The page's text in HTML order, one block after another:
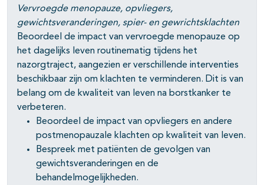
Vervroegde menopauze, opvliegers,
gewichtsveranderingen, spier- en gewrichtsklachten
Beoordeel de impact van vervroegde menopauze op
het dagelijks leven routinematig tijdens het
nazorgtraject, aangezien er verschillende interventies
beschikbaar zijn om klachten te verminderen. Dit is van
belang om de kwaliteit van leven na borstkanker te
verbeteren.
Beoordeel de impact van opvliegers en andere
postmenopauzale klachten op kwaliteit van leven.
Bespreek met patiënten de gevolgen van
gewichtsveranderingen en de
behandelmogelijkheden.